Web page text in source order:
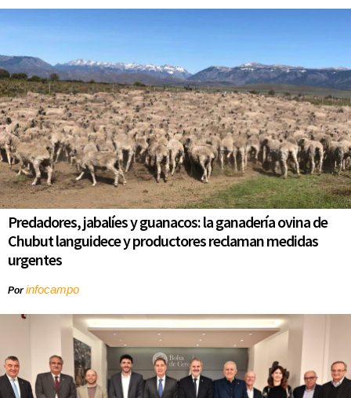
Predadores, jabalíes y guanacos: la ganadería ovina de
Chubut languidece y productores reclaman medidas
urgentes
Porinfocampo